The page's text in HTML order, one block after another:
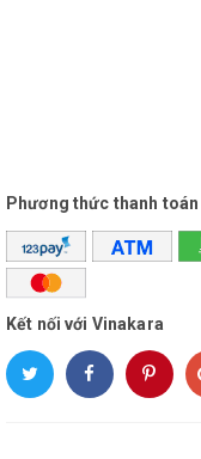
Phương thức thanh toán
Kết nối với Vinakara